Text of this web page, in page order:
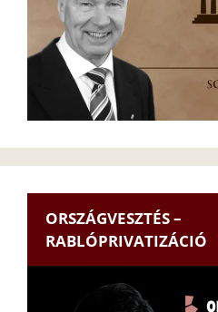
ORSZÁGVESZTÉS –
RABLÓPRIVATIZÁCIÓ